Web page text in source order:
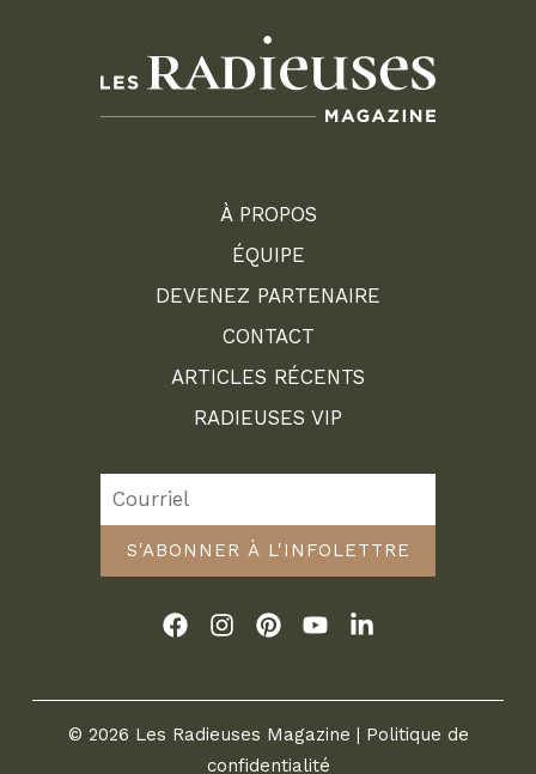
À PROPOS
ÉQUIPE
DEVENEZ PARTENAIRE
CONTACT
ARTICLES RÉCENTS
RADIEUSES VIP
S'ABONNER À L'INFOLETTRE
© 2026 Les Radieuses Magazine | Politique de
confidentialité